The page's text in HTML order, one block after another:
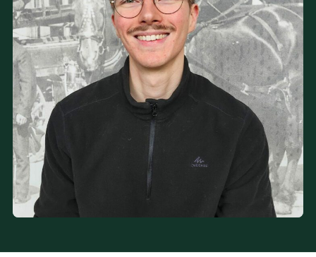
Arthrose et douleurs chroniques variées (cou, dos, etc.)
Hernies discales, blocages et douleurs au dos, au cou,
sciatiques
Blessures traumatiques et sportives
Problèmes de mâchoire (articulation temporo-mandibulaire)
Douleurs et blessures chez le musicien